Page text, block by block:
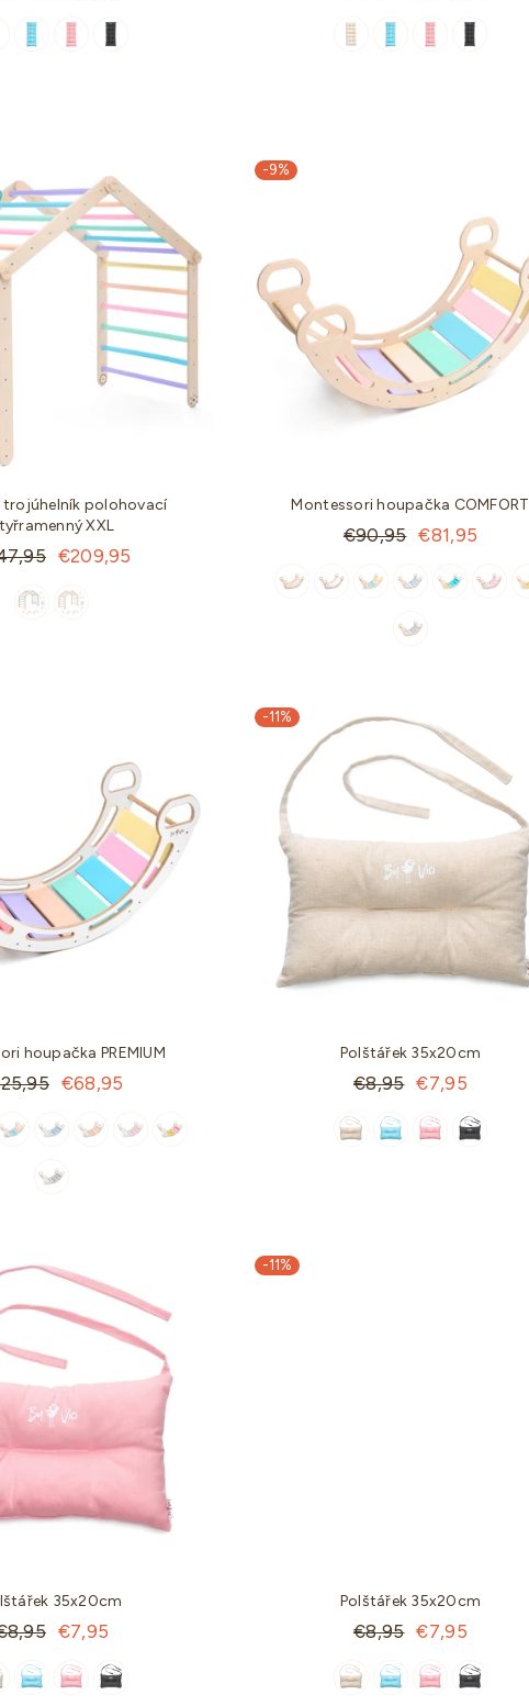
trojúhelník polohovací
XXL
€209,95
-9%
Montessori houpačka COMFORT
Standartní
€90,95 €81,95
houpačka PREMIUM
€68,95
-11%
Polštářek 35x20cm
Standartní
€8,95 €7,95
35x20cm
€7,95
-11%
Polštářek 35x20cm
Standartní
€8,95 €7,95